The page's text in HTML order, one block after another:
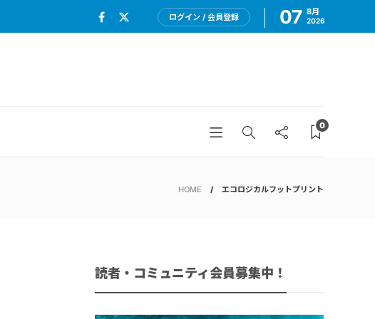
ログイン / 会員登録 07 8月
2026
0
HOME エコロジカルフットプリント
読者・コミュニティ会員募集中！